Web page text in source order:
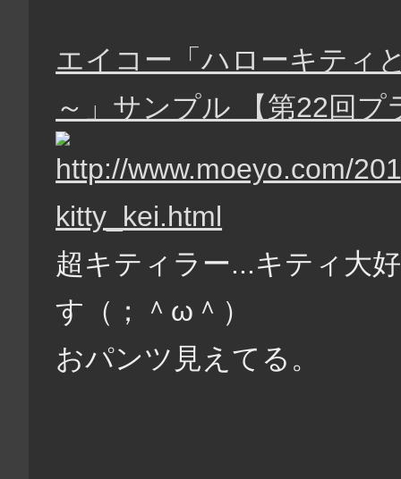
エイコー「ハローキティ
～」サンプル 【第22回プ
超キティラー...キティ大
す（；＾ω＾）
おパンツ見えてる。